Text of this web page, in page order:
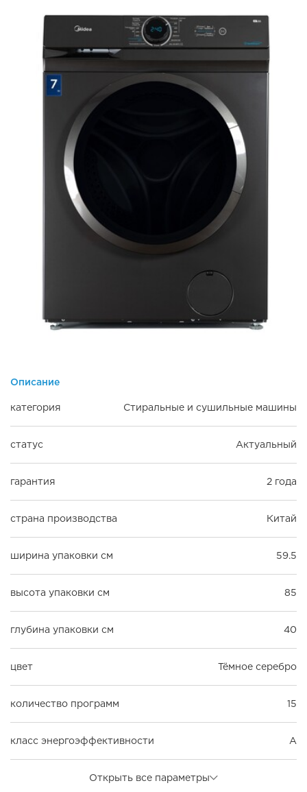
Описание
категория Стиральные и сушильные машины
статус Актуальный
гарантия 2 года
страна производства Китай
ширина упаковки см 59.5
высота упаковки см 85
глубина упаковки см 40
цвет Тёмное серебро
количество программ 15
класс энергоэффективности A
Открыть все параметры